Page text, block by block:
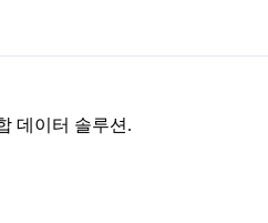
데이터 솔루션.